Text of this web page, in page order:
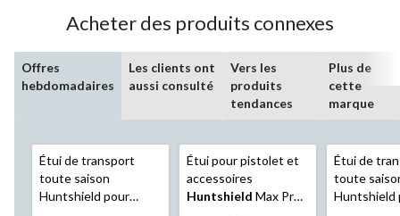
Acheter des produits connexes
Offres
hebdomadaires
Les clients ont
aussi consulté
Vers les
produits
tendances
Plus de
cette
marque
Étui de transport
toute saison
Huntshield pour
Étui pour pistolet et
accessoires
Huntshield Max Pro,
Étui de
toute
Huntshield